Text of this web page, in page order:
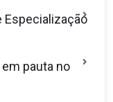
Especialização
pauta no